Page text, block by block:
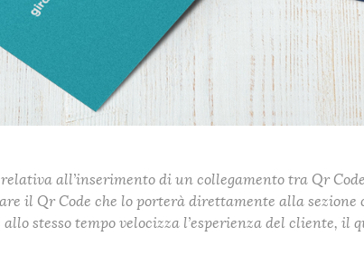
all’inserimento di un collegamento tra Qr
il Qr Code che lo porterà direttamente alla
stesso tempo velocizza l’esperienza del cliente, il